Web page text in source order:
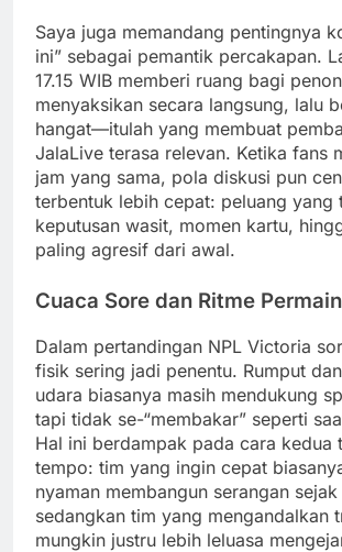
Saya juga memandang pentingnya
ini” sebagai pemantik percakapan.
17.15 WIB memberi ruang bagi
menyaksikan secara langsung, lalu
hangat—itulah yang membuat
JalaLive terasa relevan. Ketika fans
jam yang sama, pola diskusi pun
terbentuk lebih cepat: peluang yang
keputusan wasit, momen kartu,
paling agresif dari awal.
Cuaca Sore dan Ritme
Dalam pertandingan NPL Victoria
fisik sering jadi penentu. Rumput
udara biasanya masih mendukung
tapi tidak se-“membakar” seperti
Hal ini berdampak pada cara kedua
tempo: tim yang ingin cepat
nyaman membangun serangan
sedangkan tim yang mengandalkan
mungkin justru lebih leluasa